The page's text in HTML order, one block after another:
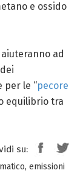
e ossido
ad
per le “pecore
equilibrio tra
su:
, emissioni